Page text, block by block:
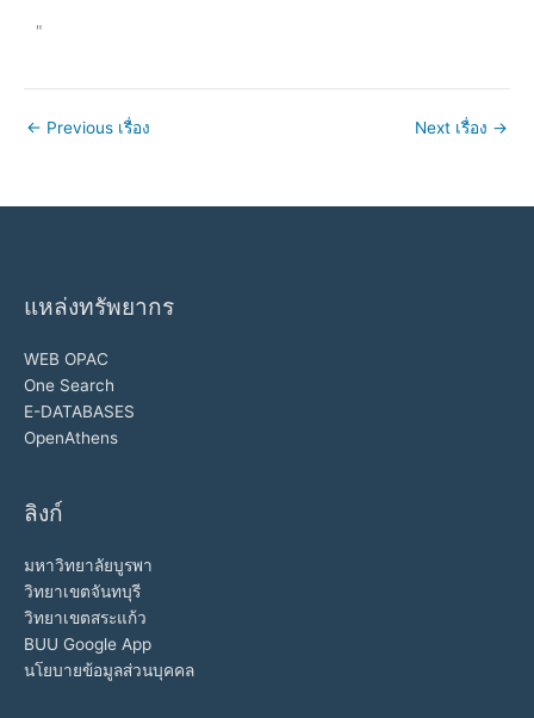
"
← Previous เรื่อง Next เรื่อง →
แหล่งทรัพยากร
WEB OPAC
One Search
E-DATABASES
OpenAthens
ลิงก์
มหาวิทยาลัยบูรพา
วิทยาเขตจันทบุรี
วิทยาเขตสระแก้ว
BUU Google App
นโยบายข้อมูลส่วนบุคคล